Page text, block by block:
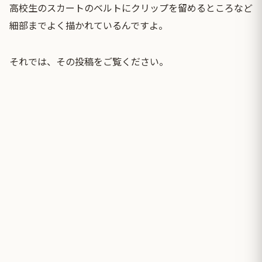
高校生のスカートのベルトにクリップを留めるところなど
細部までよく描かれているんですよ。
それでは、その投稿をご覧ください。